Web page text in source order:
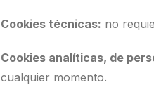
Cookies técnicas: no
Cookies analíticas, de
cualquier momento.